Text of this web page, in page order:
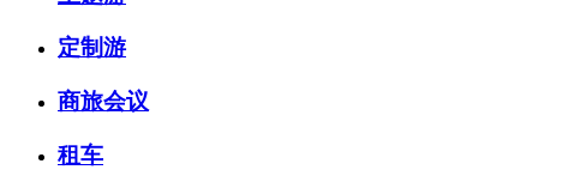
定制游
商旅会议
租车